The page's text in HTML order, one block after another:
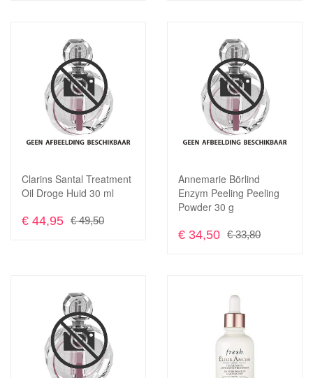
Voeg
toe
aan
Toevoegen
om
vergelijken
In Winkelwagen
Clarins Santal Treatment
Oil Droge Huid 30 ml
€ 44,95 € 49,50
In Winkelwagen
Annemarie Börlind
Enzym Peeling Peeling
Powder 30 g
€ 34,50 € 33,80
Voeg
Toevoegen